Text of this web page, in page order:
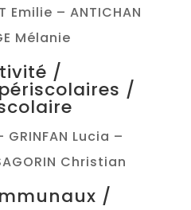
Emilie – ANTICHAN
Mélanie
/
/
GRINFAN Lucia –
Christian
/